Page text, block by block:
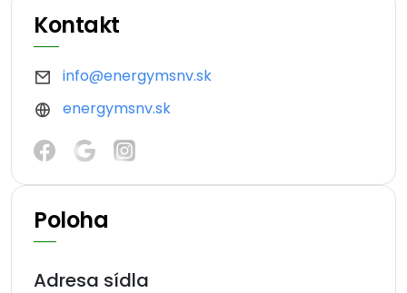
Kontakt
info@energymsnv.sk
energymsnv.sk
Poloha
Adresa sídla